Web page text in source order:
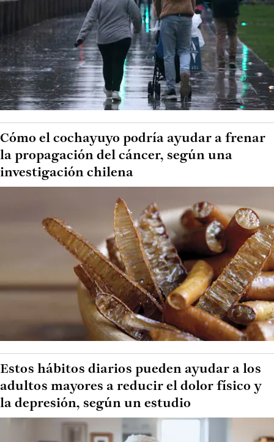
Cómo el cochayuyo podría ayudar a frenar
la propagación del cáncer, según una
investigación chilena
Estos hábitos diarios pueden ayudar a los
adultos mayores a reducir el dolor físico y
la depresión, según un estudio